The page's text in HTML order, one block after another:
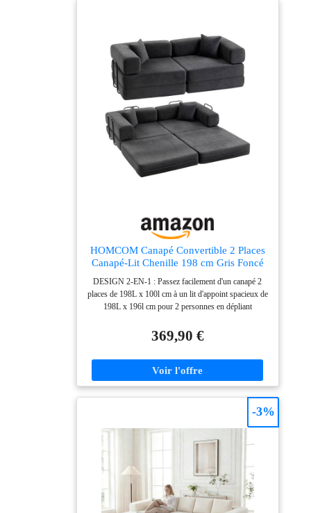
HOMCOM Canapé Convertible 2 Places
Canapé-Lit Chenille 198 cm Gris Foncé
DESIGN 2-EN-1 : Passez facilement d'un canapé 2
places de 198L x 100l cm à un lit d'appoint spacieux de
198L x 196l cm pour 2 personnes en dépliant
recevoir des invités ou créer un couchage confortable
dans un espace réduit. CONFORT ET SOUTIEN :
places grâce à son rembourrage mousse haute densité
et haute résilience de 20 cm, qui combine un accueil
moment de repos. ASSISE SPACIEUSE : Profitez
d'une généreuse assise de 148 l x 75 P cm avec des
accoudoirs de 26 cm de large, parfaite pour s'étendre et
se relaxer. Idéal pour partager des moments conviviaux
en famille ou entre amis, avec un accueil confortable
pour jusqu'à 2 personnes. TOUCHER EN
CHENILLE : Habillé d'un tissu chenille doux et
agréable pour la peau, ce canapé-lit 2 places apporte
369,90 €
-3%